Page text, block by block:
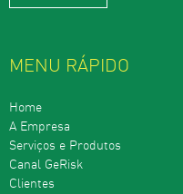
MENU RÁPIDO
Home
A Empresa
Serviços e Produtos
Canal GeRisk
Clientes